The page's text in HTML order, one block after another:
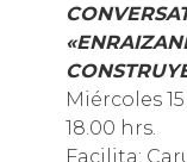
Miércoles
18.00 hrs.
Facilita: